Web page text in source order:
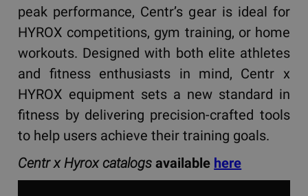
peak performance, Centr’s gear is ideal for
HYROX competitions, gym training, or home
workouts. Designed with both elite athletes
and fitness enthusiasts in mind, Centr x
HYROX equipment sets a new standard in
fitness by delivering precision-crafted tools
to help users achieve their training goals.
Centr x Hyrox catalogsavailable here